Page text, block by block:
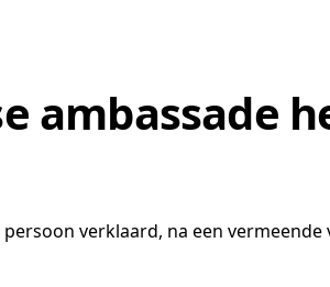
ambassade
verklaard, na een